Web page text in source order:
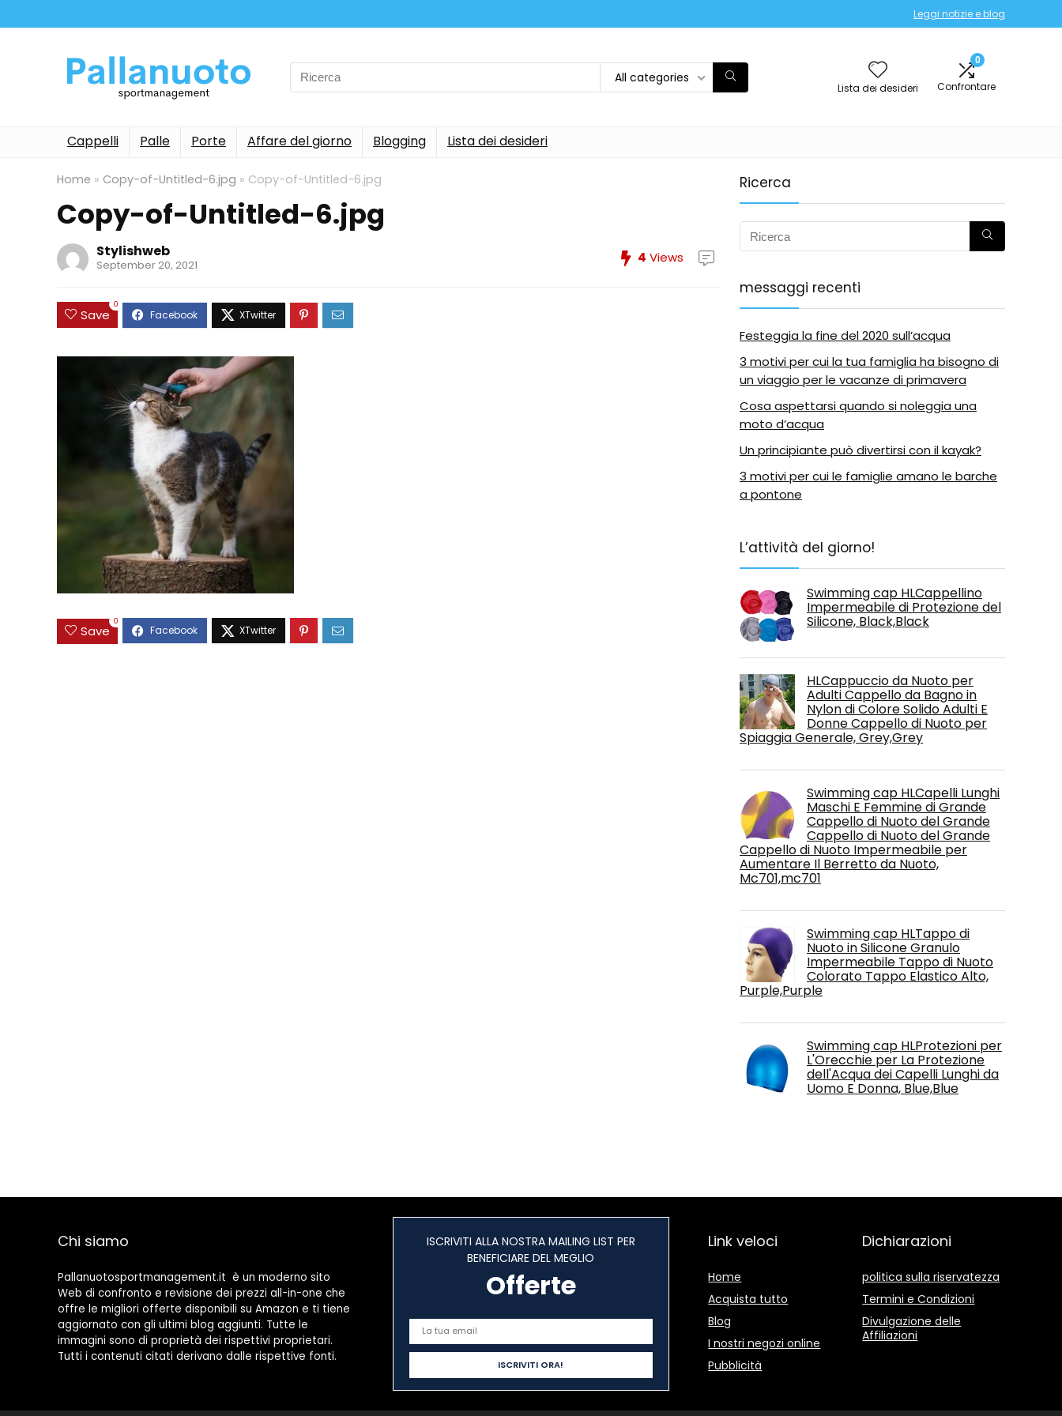
Leggi notizie e blog
Search
for:
All categories
Lista dei desideri
0
Confrontare
Cappelli Palle Porte Affare del giorno Blogging Lista dei desideri
Home » Copy-of-Untitled-6.jpg » Copy-of-Untitled-6.jpg
Copy-of-Untitled-6.jpg
Stylishweb
September 20, 2021 4 Views
Save
0
Save
0
Ricerca
messaggi recenti
Festeggia la fine del 2020 sull’acqua
3 motivi per cui la tua famiglia ha bisogno di
un viaggio per le vacanze di primavera
Cosa aspettarsi quando si noleggia una
moto d’acqua
Un principiante può divertirsi con il kayak?
3 motivi per cui le famiglie amano le barche
a pontone
L’attività del giorno!
Swimming cap HLCappellino
Impermeabile di Protezione del
Silicone, Black,Black
HLCappuccio da Nuoto per
Adulti Cappello da Bagno in
Nylon di Colore Solido Adulti E
Donne Cappello di Nuoto per
Spiaggia Generale, Grey,Grey
Swimming cap HLCapelli Lunghi
Maschi E Femmine di Grande
Cappello di Nuoto del Grande
Cappello di Nuoto del Grande
Cappello di Nuoto Impermeabile per
Aumentare Il Berretto da Nuoto,
Mc701,mc701
Swimming cap HLTappo di
Nuoto in Silicone Granulo
Impermeabile Tappo di Nuoto
Colorato Tappo Elastico Alto,
Purple,Purple
Swimming cap HLProtezioni per
L'Orecchie per La Protezione
dell'Acqua dei Capelli Lunghi da
Uomo E Donna, Blue,Blue
Chi siamo
Pallanuotosportmanagement.it è un moderno sito
Web di confronto e revisione dei prezzi all-in-one che
offre le migliori offerte disponibili su Amazon e ti tiene
aggiornato con gli ultimi blog aggiunti. Tutte le
immagini sono di proprietà dei rispettivi proprietari.
Tutti i contenuti citati derivano dalle rispettive fonti.
ISCRIVITI ALLA NOSTRA MAILING LIST PER
BENEFICIARE DEL MEGLIO
Offerte
Link veloci
Home
Acquista tutto
Blog
I nostri negozi online
Pubblicità
Dichiarazioni
politica sulla riservatezza
Termini e Condizioni
Divulgazione delle
Affiliazioni